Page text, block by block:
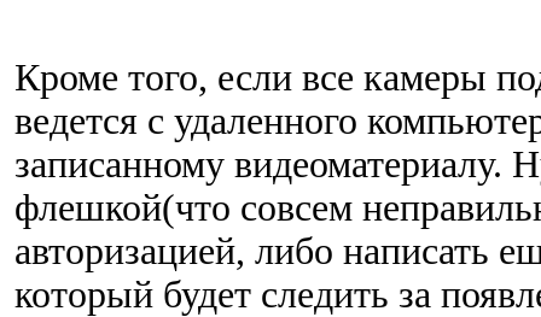
Кроме того, если все камеры
ведется с удаленного
записанному видеоматериалу.
флешкой(что совсем
авторизацией, либо написать
который будет следить за